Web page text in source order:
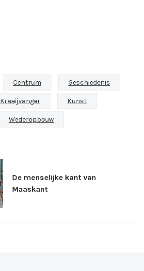
Centrum Geschiedenis
Kraaijvanger Kunst
Wederopbouw
De menselijke kant van
Maaskant